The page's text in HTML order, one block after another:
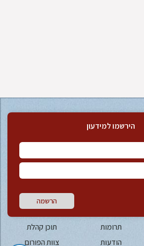
הירשמו למידעון
הרשמה
תרומות
תוכן קהלת
הודעות צוות הפורום